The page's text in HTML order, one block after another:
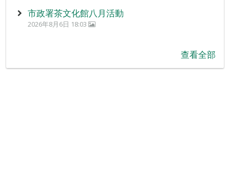
市政署茶文化館八月活動
2026年8月6日 18:03
查看全部